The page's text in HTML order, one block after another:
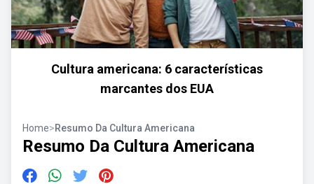
Cultura americana: 6 características
marcantes dos EUA
Home>Resumo Da Cultura Americana
Resumo Da Cultura Americana